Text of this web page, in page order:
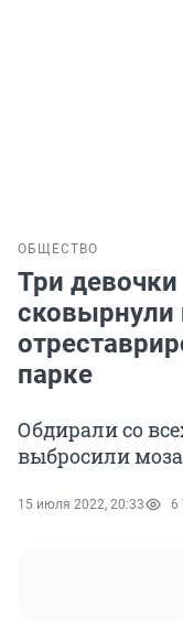
ОБЩЕСТВО
Три
сковырнули
парке
Обдирали со
выбросили
15 июля 2022, 20:33 6